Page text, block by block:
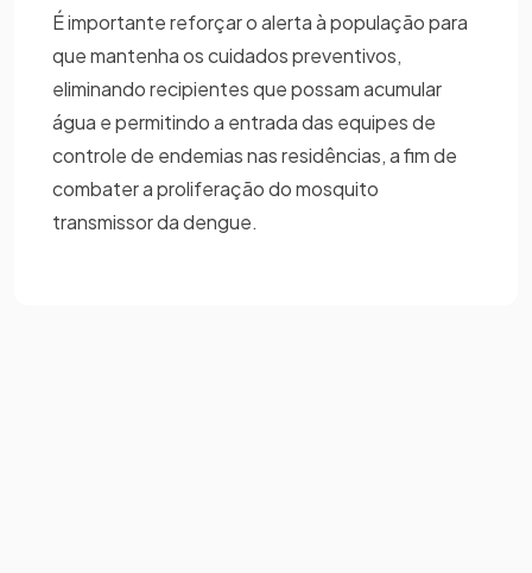
É importante reforçar o alerta à população para
que mantenha os cuidados preventivos,
eliminando recipientes que possam acumular
água e permitindo a entrada das equipes de
controle de endemias nas residências, a fim de
combater a proliferação do mosquito
transmissor da dengue.